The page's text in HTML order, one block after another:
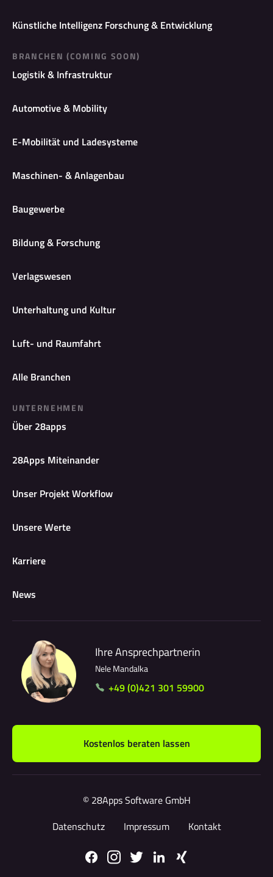
Künstliche Intelligenz Forschung & Entwicklung
BRANCHEN (COMING SOON)
Logistik & Infrastruktur
Automotive & Mobility
E-Mobilität und Ladesysteme
Maschinen- & Anlagenbau
Baugewerbe
Bildung & Forschung
Verlagswesen
Unterhaltung und Kultur
Luft- und Raumfahrt
Alle Branchen
UNTERNEHMEN
Über 28apps
28Apps Miteinander
Unser Projekt Workflow
Unsere Werte
Karriere
News
Ihre Ansprechpartnerin
Nele Mandalka
+49 (0)421 301 59900
Kostenlos beraten lassen
© 28Apps Software GmbH
Datenschutz
Impressum Kontakt